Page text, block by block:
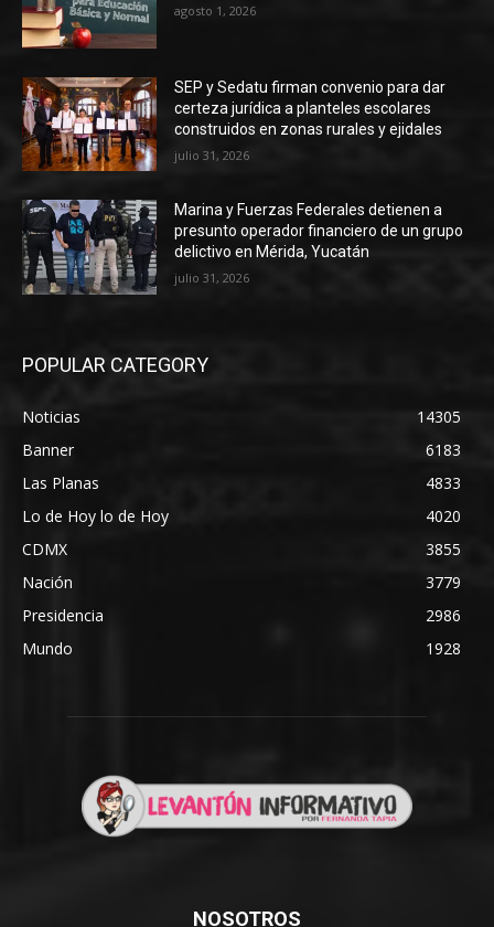
agosto 1, 2026
SEP y Sedatu firman convenio para dar
certeza jurídica a planteles escolares
construidos en zonas rurales y ejidales
julio 31, 2026
Marina y Fuerzas Federales detienen a
presunto operador financiero de un grupo
delictivo en Mérida, Yucatán
julio 31, 2026
POPULAR CATEGORY
Noticias
14305
Banner
6183
Las Planas
4833
Lo de Hoy lo de Hoy
4020
CDMX
3855
Nación
3779
Presidencia
2986
Mundo
1928
NOSOTROS